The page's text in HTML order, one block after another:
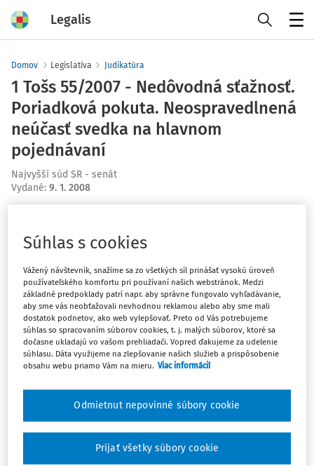
Legalis
Domov Legislatíva Judikatúra
1 Tošs 55/2007 - Nedôvodná sťažnosť.
Poriadková pokuta. Neospravedlnená
neúčasť svedka na hlavnom
pojednávaní
Najvyšší súd SR - senát
Vydané: 9. 1. 2008
Ups, zatiaľ ste si prečítali len
začiatok...
Celý odborný obsah z tejto oblasti je
dostupný predplatiteľom portálu.
Odomknite si prístup k odbornému
obsahu a získajte prístup na 10 dní
Súhlas s cookies
Vážený návštevník, snažíme sa zo všetkých síl prinášať vysokú úroveň
používateľského komfortu pri používaní našich webstránok. Medzi
základné predpoklady patrí napr. aby správne fungovalo vyhľadávanie,
aby sme vás neobťažovali nevhodnou reklamou alebo aby sme mali
dostatok podnetov, ako web vylepšovať. Preto od Vás potrebujeme
súhlas so spracovaním súborov cookies, t. j. malých súborov, ktoré sa
dočasne ukladajú vo vašom prehliadači. Vopred ďakujeme za udelenie
súhlasu. Dáta využijeme na zlepšovanie našich služieb a prispôsobenie
obsahu webu priamo Vám na mieru. Viac informácií
Odmietnut nepovinné súbory cookie
Prijať všetky súbory cookie